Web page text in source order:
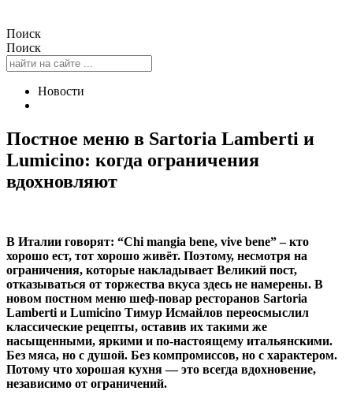
Поиск
Поиск
Новости
Постное меню в Sartoria Lamberti и
Lumicino: когда ограничения
вдохновляют
В Италии говорят: “Chi mangia bene, vive bene” – кто
хорошо ест, тот хорошо живёт. Поэтому, несмотря на
ограничения, которые накладывает Великий пост,
отказываться от торжества вкуса здесь не намерены. В
новом постном меню шеф-повар ресторанов Sartoria
Lamberti и Lumicino Тимур Исмайлов переосмыслил
классические рецепты, оставив их такими же
насыщенными, яркими и по-настоящему итальянскими.
Без мяса, но с душой. Без компромиссов, но с характером.
Потому что хорошая кухня — это всегда вдохновение,
независимо от ограничений.